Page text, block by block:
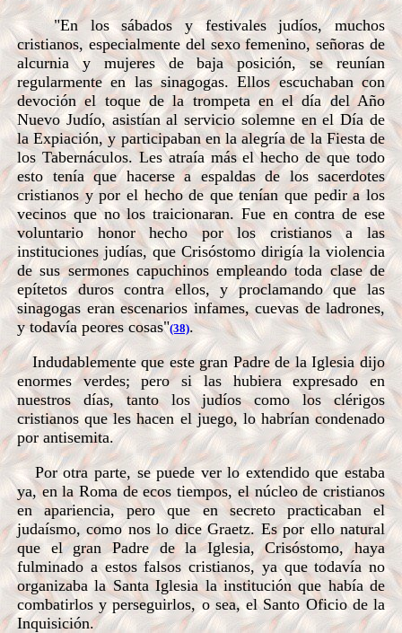
"En los sábados y festivales judíos, muchos
cristianos, especialmente del sexo femenino, señoras de
alcurnia y mujeres de baja posición, se reunían
regularmente en las sinagogas. Ellos escuchaban con
devoción el toque de la trompeta en el día del Año
Nuevo Judío, asistían al servicio solemne en el Día de
la Expiación, y participaban en la alegría de la Fiesta de
los Tabernáculos. Les atraía más el hecho de que todo
esto tenía que hacerse a espaldas de los sacerdotes
cristianos y por el hecho de que tenían que pedir a los
vecinos que no los traicionaran. Fue en contra de ese
voluntario honor hecho por los cristianos a las
instituciones judías, que Crisóstomo dirigía la violencia
de sus sermones capuchinos empleando toda clase de
epítetos duros contra ellos, y proclamando que las
sinagogas eran escenarios infames, cuevas de ladrones,
y todavía peores cosas"(38).
Indudablemente que este gran Padre de la Iglesia dijo
enormes verdes; pero si las hubiera expresado en
nuestros días, tanto los judíos como los clérigos
cristianos que les hacen el juego, lo habrían condenado
por antisemita.
Por otra parte, se puede ver lo extendido que estaba
ya, en la Roma de ecos tiempos, el núcleo de cristianos
en apariencia, pero que en secreto practicaban el
judaísmo, como nos lo dice Graetz. Es por ello natural
que el gran Padre de la Iglesia, Crisóstomo, haya
fulminado a estos falsos cristianos, ya que todavía no
organizaba la Santa Iglesia la institución que había de
combatirlos y perseguirlos, o sea, el Santo Oficio de la
Inquisición.